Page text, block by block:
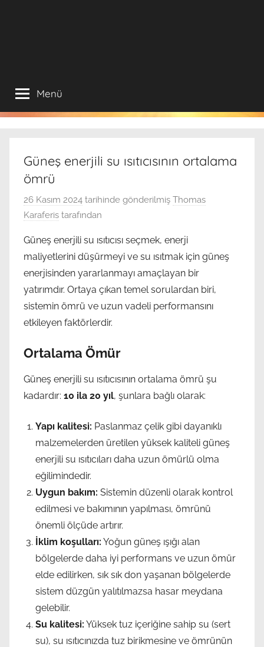
Menü
Güneş enerjili su ısıtıcısının ortalama
ömrü
26 Kasım 2024 tarihinde gönderilmiş Thomas
Karaferis tarafından
Güneş enerjili su ısıtıcısı seçmek, enerji
maliyetlerini düşürmeyi ve su ısıtmak için güneş
enerjisinden yararlanmayı amaçlayan bir
yatırımdır. Ortaya çıkan temel sorulardan biri,
sistemin ömrü ve uzun vadeli performansını
etkileyen faktörlerdir.
Ortalama Ömür
Güneş enerjili su ısıtıcısının ortalama ömrü şu
kadardır: 10 ila 20 yıl, şunlara bağlı olarak:
Yapı kalitesi: Paslanmaz çelik gibi dayanıklı
malzemelerden üretilen yüksek kaliteli güneş
enerjili su ısıtıcıları daha uzun ömürlü olma
eğilimindedir.
Uygun bakım: Sistemin düzenli olarak kontrol
edilmesi ve bakımının yapılması, ömrünü
önemli ölçüde artırır.
İklim koşulları: Yoğun güneş ışığı alan
bölgelerde daha iyi performans ve uzun ömür
elde edilirken, sık sık don yaşanan bölgelerde
sistem düzgün yalıtılmazsa hasar meydana
gelebilir.
Su kalitesi: Yüksek tuz içeriğine sahip su (sert
su), su ısıtıcınızda tuz birikmesine ve ömrünün